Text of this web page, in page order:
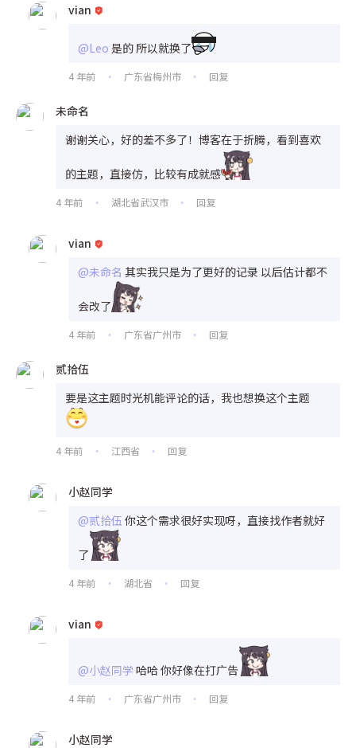
vian
@Leo 是的 所以就换了
4 年前 • 广东省梅州市 • 回复
未命名
谢谢关心，好的差不多了！博客在于折腾，看到喜欢
的主题，直接仿，比较有成就感
4 年前 • 湖北省武汉市 • 回复
vian
@未命名 其实我只是为了更好的记录 以后估计都不
会改了
4 年前 • 广东省广州市 • 回复
贰拾伍
要是这主题时光机能评论的话，我也想换这个主题
4 年前 • 江西省 • 回复
小赵同学
@贰拾伍 你这个需求很好实现呀，直接找作者就好
了
4 年前 • 湖北省 • 回复
vian
@小赵同学 哈哈 你好像在打广告
4 年前 • 广东省广州市 • 回复
小赵同学